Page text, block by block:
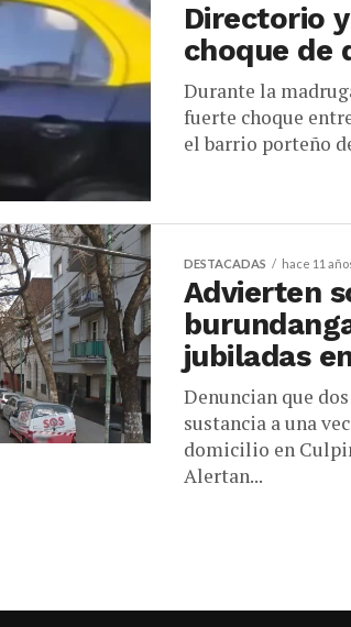
Directorio
choque de
Durante la
fuerte choque
el barrio porteño
DESTACADAS hace 11
Advierten
jubiladas
Denuncian que
sustancia a una
domicilio en
Alertan...